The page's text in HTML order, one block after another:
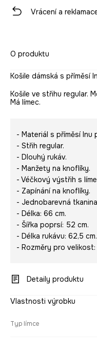
Vrácení a
O produktu
Košile dámská s příměsí
Košile ve střihu regular.
Má límec.
- Materiál s příměsí
- Střih regular.
- Dlouhý rukáv.
- Manžety na knoflíky.
- Véčkový výstřih s
- Zapínání na knoflíky.
- Jednobarevná
- Délka: 66 cm.
- Šířka poprsí: 52 cm.
- Délka rukávu: 62,5 cm.
- Rozměry pro velikost:
Detaily produktu
Vlastnosti výrobku
Typ límce